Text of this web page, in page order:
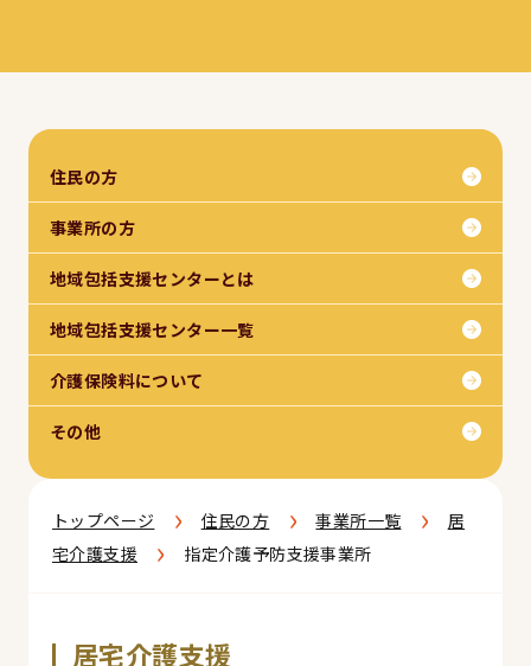
住民の方
事業所の方
地域包括支援センターとは
地域包括支援センター一覧
介護保険料について
その他
トップページ › 住民の方 › 事業所一覧 ›
居
宅介護支援
› 指定介護予防支援事業所
居宅介護支援